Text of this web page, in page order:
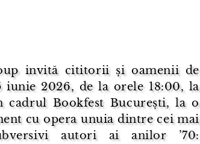
invită cititorii și oamenii de
2026, de la orele 18:00, la
cadrul Bookfest București, la o
cu opera unuia dintre cei mai
autori ai anilor ’70: